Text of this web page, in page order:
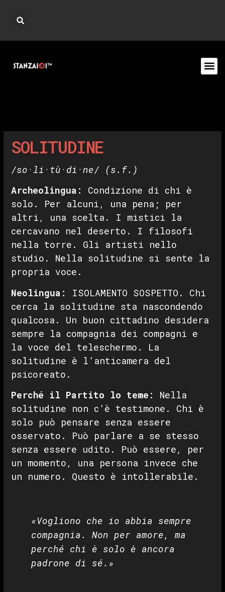
SOLITUDINE
/so·li·tù·di·ne/ (s.f.)
Archeolingua :
Condizione di chi è
solo. Per alcuni, una pena; per
altri, una scelta. I mistici la
cercavano nel deserto. I filosofi
nella torre. Gli artisti nello
studio. Nella solitudine si sente la
propria voce.
Neolingua:
ISOLAMENTO SOSPETTO. Chi
cerca la solitudine sta nascondendo
qualcosa. Un buon cittadino desidera
sempre la compagnia dei compagni e
la voce del teleschermo. La
solitudine è l’anticamera del
psicoreato.
Perché il Partito lo teme:
Nella
solitudine non c’è testimone. Chi è
solo può pensare senza essere
osservato. Può parlare a se stesso
senza essere udito. Può essere, per
un momento, una persona invece che
un numero. Questo è intollerabile.
«Vogliono che io abbia sempre
compagnia. Non per amore, ma
perché chi è solo è ancora
padrone di sé.»